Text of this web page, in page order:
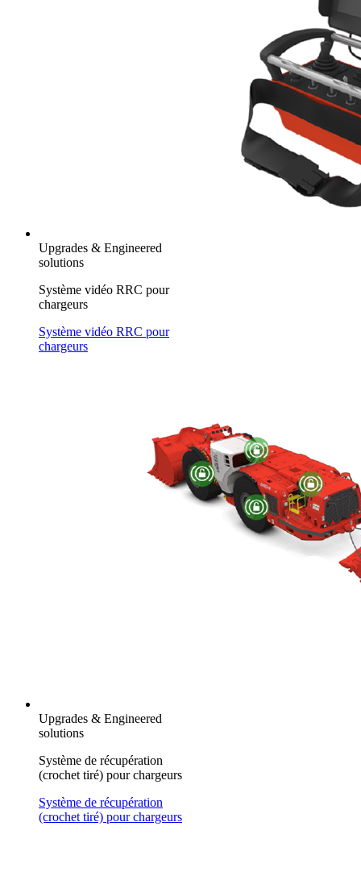
Upgrades & Engineered
solutions
Système vidéo RRC pour
chargeurs
Système vidéo RRC pour
chargeurs
Upgrades & Engineered
solutions
Système de récupération
(crochet tiré) pour chargeurs
Système de récupération
(crochet tiré) pour chargeurs